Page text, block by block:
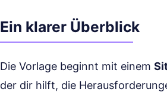
Ein klarer Überblick
Die Vorlage beginnt mit einem
der dir hilft, die